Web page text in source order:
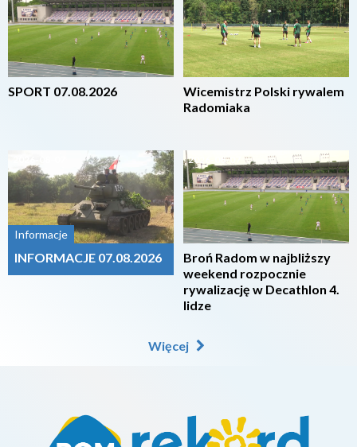
SPORT 07.08.2026
Informacje
INFORMACJE 07.08.2026
Wicemistrz Polski rywalem
Radomiaka
2026-08-07
Broń Radom w najbliższy
weekend rozpocznie
rywalizację w Decathlon 4.
lidze
Więcej